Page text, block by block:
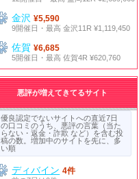
金沢¥5,590
9開催日・最高 金沢11R ¥1,119,450
佐賀¥6,685
5開催日・最高 佐賀4R ¥620,760
悪評が増えてきてるサイト
優良認定でないサイトへの直近7日
の口コミのうち、悪評の言葉（当た
らない・返金・詐欺 など）を含む投
稿の数。増加中のサイトを先に、多
い順
ディバイン 4件